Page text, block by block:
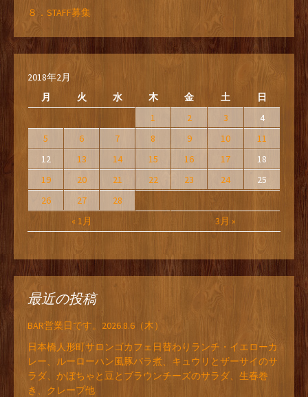
８．STAFF募集
2018年2月
月
火 水 木 金 土 日
« 1月 3月 »
1 2 3
4
5
6 7 8 9 10
11
12
13 14 15 16 17
18
19
20 21 22 23 24
25
26
27 28
最近の投稿
BAR営業日です。2026.8.6（木）
日本橋人形町サロンゴカフェ日替わりランチ・イエローカ
レー、ルーローハン風豚バラ煮、キュウリとザーサイのサ
ラダ、かぼちゃと豆とブラウンチーズのサラダ、生春巻
き、クレープ他